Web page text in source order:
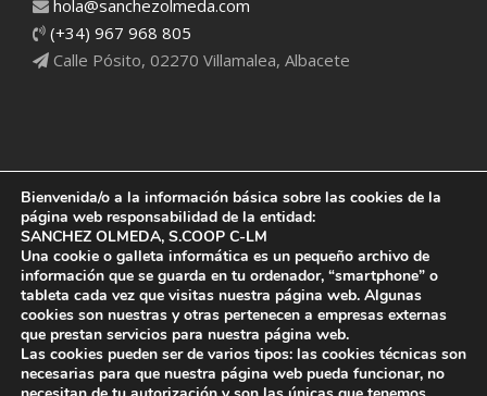
hola@sanchezolmeda.com
(+34) 967 968 805
Calle Pósito, 02270 Villamalea, Albacete
Bienvenida/o a la información básica sobre las cookies de la
página web responsabilidad de la entidad:
SANCHEZ OLMEDA, S.COOP C-LM
Una cookie o galleta informática es un pequeño archivo de
información que se guarda en tu ordenador, “smartphone” o
tableta cada vez que visitas nuestra página web. Algunas
cookies son nuestras y otras pertenecen a empresas externas
que prestan servicios para nuestra página web.
Las cookies pueden ser de varios tipos: las cookies técnicas son
necesarias para que nuestra página web pueda funcionar, no